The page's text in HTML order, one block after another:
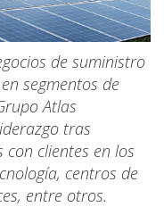
de suministro
segmentos de
Atlas
tras
clientes en los
centros de
entre otros.